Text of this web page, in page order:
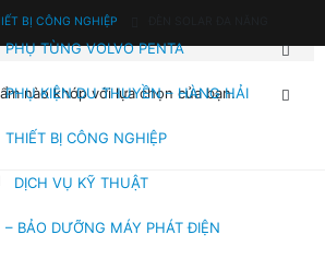
PHỤ TÙNG VOLVO PENTA
PHỤ KIỆN DU THUYỀN – HÀNG HẢI
THIẾT BỊ CÔNG NGHIỆP
DỊCH VỤ KỸ THUẬT
– BẢO DƯỠNG MÁY PHÁT ĐIỆN
BỊ CÔNG NGHIỆP
nào khớp với lựa chọn của bạn.